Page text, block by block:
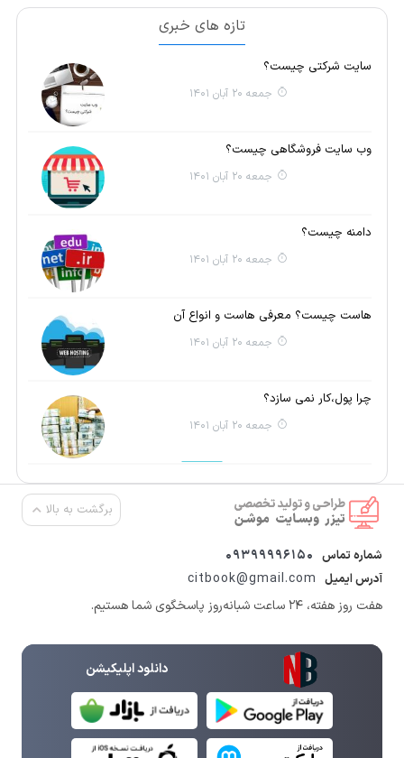
تازه های خبری
سایت شرکتی چیست؟
جمعه 20 آبان 1401
وب سایت فروشگاهی چیست؟
جمعه 20 آبان 1401
دامنه چیست؟
جمعه 20 آبان 1401
هاست چیست؟ معرفی هاست و انواع آن
جمعه 20 آبان 1401
چرا پول،کار نمی سازد؟
جمعه 20 آبان 1401
برگشت به بالا
شماره تماس 09399996150
آدرس ایمیل citbook@gmail.com
هفت روز هفته، ۲۴ ساعت شبانه‌روز پاسخگوی شما هستیم.
دانلود اپلیکیشن